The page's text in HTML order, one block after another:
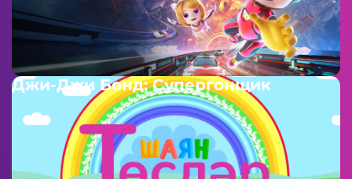
Джи-Джи Бонд: Супергонщик